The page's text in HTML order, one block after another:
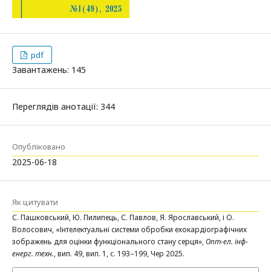
pdf
Завантажень: 145
Переглядів анотації: 344
Опубліковано
2025-06-18
Як цитувати
С. Пашковський, Ю. Пилипець, С. Павлов, Я. Ярославський, і О.
Волосович, «Інтелектуальні системи обробки ехокардіографічних
зображень для оцінки функціонального стану серця»,Опт-ел. інф-
енерг. техн., вип. 49, вип. 1, с. 193–199, Чер 2025.